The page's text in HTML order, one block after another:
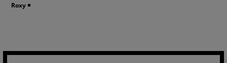
Roxy ◾️